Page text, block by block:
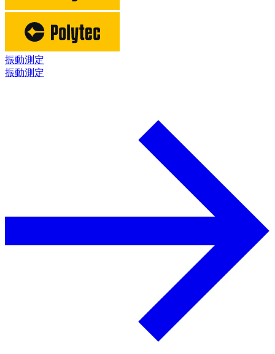
振動測定
振動測定